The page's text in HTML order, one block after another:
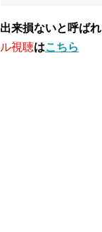
出来損ないと呼ば
ル視聴はこちら